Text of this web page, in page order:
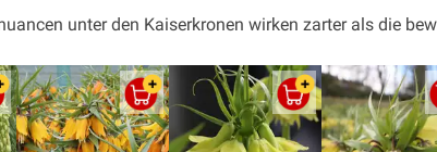
unter den Kaiserkronen wirken zarter als die